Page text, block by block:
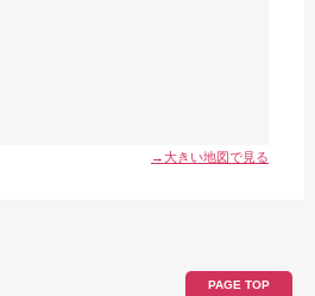
→大きい地図で見る
PAGE TOP